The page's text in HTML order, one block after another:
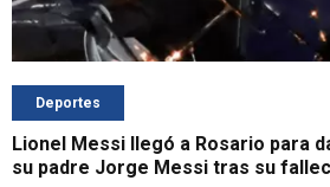
Deportes
Lionel Messi llegó a Rosario para
su padre Jorge Messi tras su